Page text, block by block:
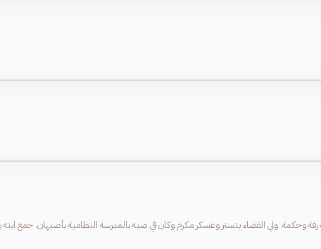
وحكمة. ولي القضاء بتستر وعسكر مكرم وكان في صبه بالمدرسة النظامية بأصبهان. جمع